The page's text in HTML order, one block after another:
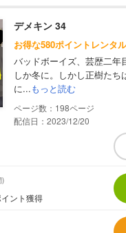
デメキン 34
お得な580ポイントレンタル
バッドボーイズ、芸歴二年
しか冬に。しかし正樹たち
に...もっと読む
198
配信日：2023/12/20
)
イント獲得